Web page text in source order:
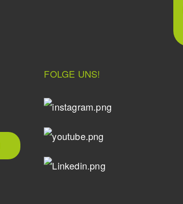
FOLGE UNS!